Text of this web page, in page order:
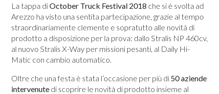
La tappa diOctober Truck Festival 2018 che si è svolta ad
Arezzo ha visto una sentita partecipazione, grazie al tempo
straordinariamente clemente e sopratutto alle novità di
prodotto a disposizione per la prova: dallo Stralis NP 460cv,
al nuovo Stralis X-Way per missioni pesanti, al Daily Hi-
Matic con cambio automatico.
Oltre che una festa è stata l’occasione per più di 50 aziende
intervenute di scoprire le novità di prodotto insieme al